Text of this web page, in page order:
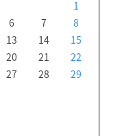
1
6 7
8
13 14
15
20 21
22
27 28
29